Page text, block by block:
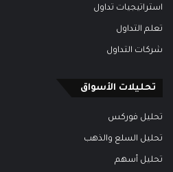
استراتيجيات تداول
تعلم التداول
شركات التداول
تحليلات الأسواق
تحليل فوركس
تحليل السلع والذهب
تحليل أسهم